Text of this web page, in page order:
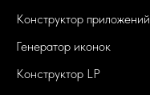
Конструктор приложений
Генератор иконок
Конструктор LP